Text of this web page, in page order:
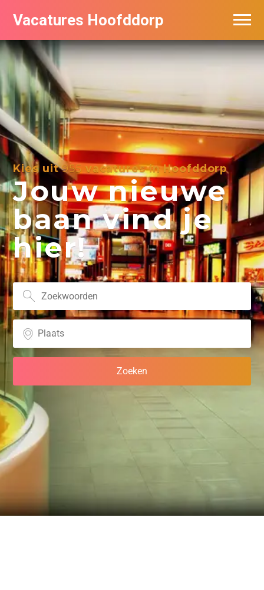
Vacatures Hoofddorp
Kies uit955 vacatures in Hoofddorp
Jouw nieuwe
baan vind je
hier!
Vacatures per bedrijf in Hoofddorp